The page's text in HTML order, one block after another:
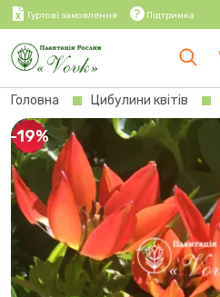
Гуртові замовлення Підтримка
Головна Цибулини квітів
-19%